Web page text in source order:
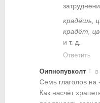
крадёшь,
крадёт,
и т. д.
Ответить
Оипнопувколт
Семь глаголов на
Как насчёт